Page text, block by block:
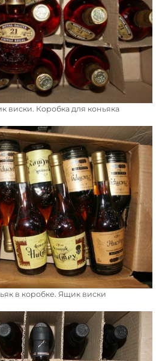
виски. Коробка для коньяка
в коробке. Ящик виски